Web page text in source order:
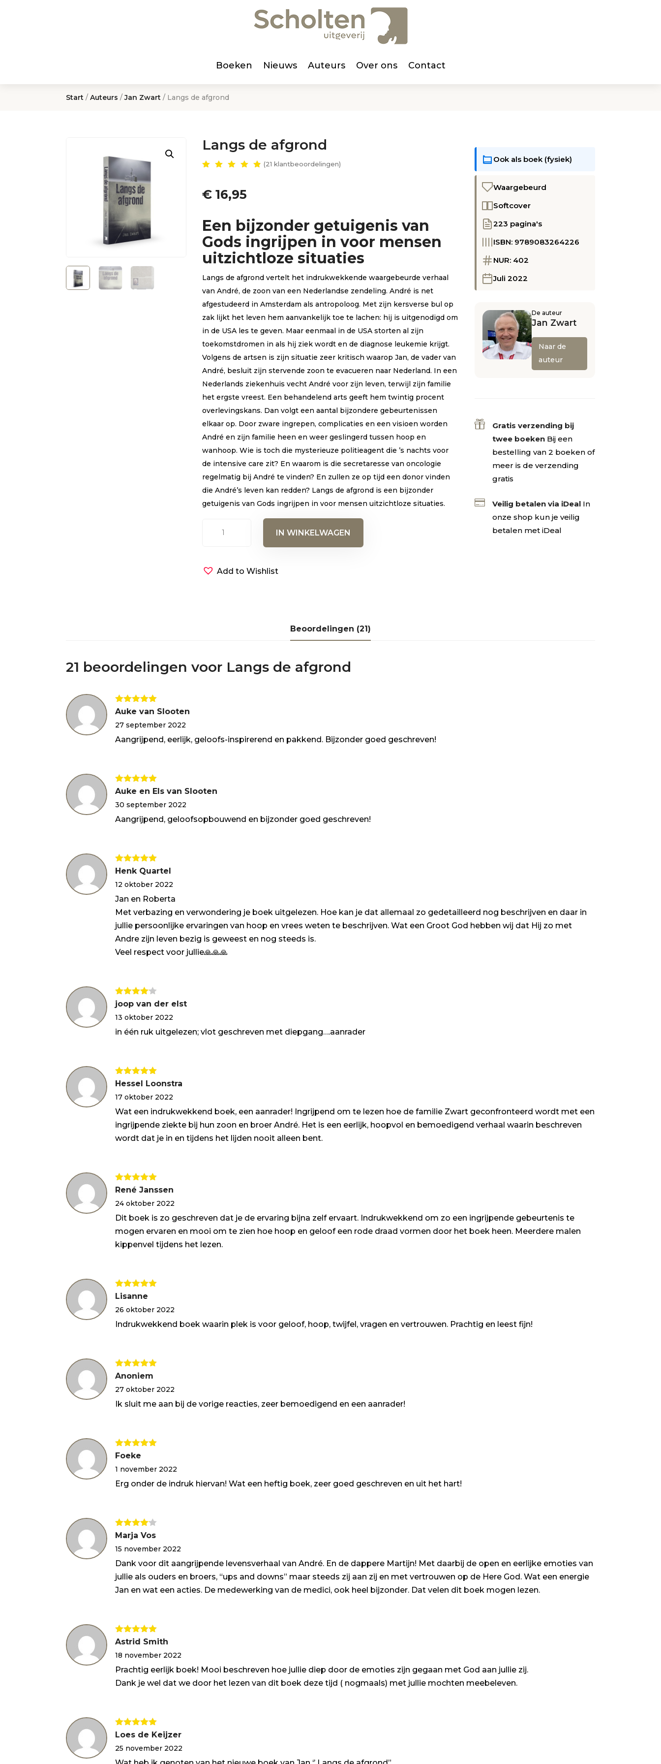
Boeken Nieuws Auteurs Over ons Contact
Start /Auteurs /Jan Zwart / Langs de afgrond
Langs de afgrond
4.86
op 5
klant
waarde
ringen
(21 klantbeoordelingen)
€ 16,95
Een bijzonder getuigenis van
Gods ingrijpen in voor mensen
uitzichtloze situaties
Langs de afgrond vertelt het indrukwekkende waargebeurde verhaal
van André, de zoon van een Nederlandse zendeling. André is net
afgestudeerd in Amsterdam als antropoloog. Met zijn kersverse bul op
zak lijkt het leven hem aanvankelijk toe te lachen: hij is uitgenodigd om
in de USA les te geven. Maar eenmaal in de USA storten al zijn
toekomstdromen in als hij ziek wordt en de diagnose leukemie krijgt.
Volgens de artsen is zijn situatie zeer kritisch waarop Jan, de vader van
André, besluit zijn stervende zoon te evacueren naar Nederland. In een
Nederlands ziekenhuis vecht André voor zijn leven, terwijl zijn familie
het ergste vreest. Een behandelend arts geeft hem twintig procent
overlevingskans. Dan volgt een aantal bijzondere gebeurtenissen
elkaar op. Door zware ingrepen, complicaties en een visioen worden
André en zijn familie heen en weer geslingerd tussen hoop en
wanhoop. Wie is toch die mysterieuze politieagent die ’s nachts voor
de intensive care zit? En waarom is die secretaresse van oncologie
regelmatig bij André te vinden? En zullen ze op tijd een donor vinden
die André’s leven kan redden? Langs de afgrond is een bijzonder
getuigenis van Gods ingrijpen in voor mensen uitzichtloze situaties.
IN WINKELWAGEN
Add to Wishlist
Ook als boek (fysiek)
Waargebeurd
Softcover
223 pagina's
ISBN: 9789083264226
NUR: 402
Juli 2022
De auteur
Jan Zwart
Naar de
auteur

Gratis verzending bij
twee boeken Bij een
bestelling van 2 boeken of
meer is de verzending
gratis
 Veilig betalen via iDeal In
onze shop kun je veilig
betalen met iDeal
Beoordelingen (21)
21 beoordelingen voor Langs de afgrond
Gewaardeerd
Auke van Slooten
27 september 2022
Aangrijpend, eerlijk, geloofs-inspirerend en pakkend. Bijzonder goed geschreven!
Gewaardeerd
Auke en Els van Slooten
30 september 2022
Aangrijpend, geloofsopbouwend en bijzonder goed geschreven!
Gewaardeerd
Henk Quartel
12 oktober 2022
Jan en Roberta
Met verbazing en verwondering je boek uitgelezen. Hoe kan je dat allemaal zo gedetailleerd nog beschrijven en daar in
jullie persoonlijke ervaringen van hoop en vrees weten te beschrijven. Wat een Groot God hebben wij dat Hij zo met
Andre zijn leven bezig is geweest en nog steeds is.
Veel respect voor jullie🙏🙏🙏
Gewaarde
erd4
5
joop van der elst
13 oktober 2022
in één ruk uitgelezen; vlot geschreven met diepgang….aanrader
Gewaardeerd
Hessel Loonstra
17 oktober 2022
Wat een indrukwekkend boek, een aanrader! Ingrijpend om te lezen hoe de familie Zwart geconfronteerd wordt met een
ingrijpende ziekte bij hun zoon en broer André. Het is een eerlijk, hoopvol en bemoedigend verhaal waarin beschreven
wordt dat je in en tijdens het lijden nooit alleen bent.
Gewaardeerd
René Janssen
24 oktober 2022
Dit boek is zo geschreven dat je de ervaring bijna zelf ervaart. Indrukwekkend om zo een ingrijpende gebeurtenis te
mogen ervaren en mooi om te zien hoe hoop en geloof een rode draad vormen door het boek heen. Meerdere malen
kippenvel tijdens het lezen.
Gewaardeerd
Lisanne
26 oktober 2022
Indrukwekkend boek waarin plek is voor geloof, hoop, twijfel, vragen en vertrouwen. Prachtig en leest fijn!
Gewaardeerd
Anoniem
27 oktober 2022
Ik sluit me aan bij de vorige reacties, zeer bemoedigend en een aanrader!
Gewaardeerd
Foeke
1 november 2022
Erg onder de indruk hiervan! Wat een heftig boek, zeer goed geschreven en uit het hart!
Gewaarde
4
5
Marja Vos
15 november 2022
Dank voor dit aangrijpende levensverhaal van André. En de dappere Martijn! Met daarbij de open en eerlijke emoties van
jullie als ouders en broers, “ups and downs” maar steeds zij aan zij en met vertrouwen op de Here God. Wat een energie
Jan en wat een acties. De medewerking van de medici, ook heel bijzonder. Dat velen dit boek mogen lezen.
Gewaardeerd
Astrid Smith
18 november 2022
Prachtig eerlijk boek! Mooi beschreven hoe jullie diep door de emoties zijn gegaan met God aan jullie zij.
Dank je wel dat we door het lezen van dit boek deze tijd ( nogmaals) met jullie mochten meebeleven.
Gewaardeerd
Loes de Keijzer
25 november 2022